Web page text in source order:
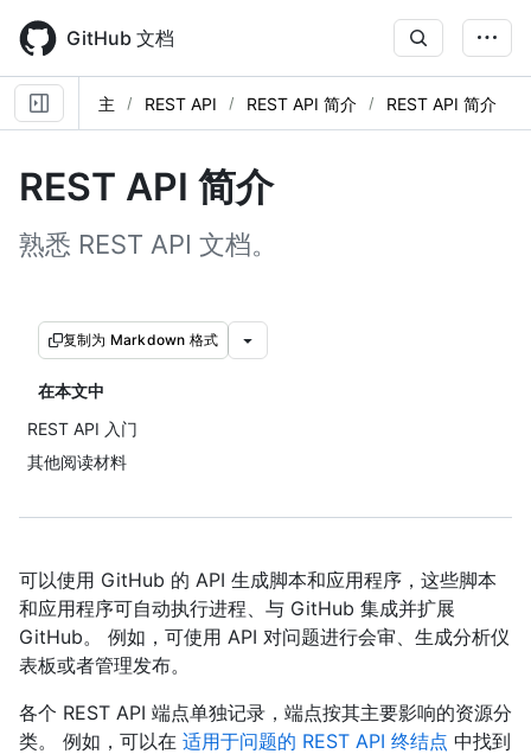
main
content
GitHub 文档
主 REST API REST API 简介 REST API 简介
REST API 简介
熟悉 REST API 文档。
复制为 Markdown 格式
在本文中
REST API 入门
其他阅读材料
可以使用 GitHub 的 API 生成脚本和应用程序，这些脚本
和应用程序可自动执行进程、与 GitHub 集成并扩展
GitHub。 例如，可使用 API 对问题进行会审、生成分析仪
表板或者管理发布。
各个 REST API 端点单独记录，端点按其主要影响的资源分
类。 例如，可以在 适用于问题的 REST API 终结点 中找到